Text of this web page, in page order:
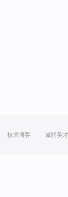
技术博客 诚聘英才